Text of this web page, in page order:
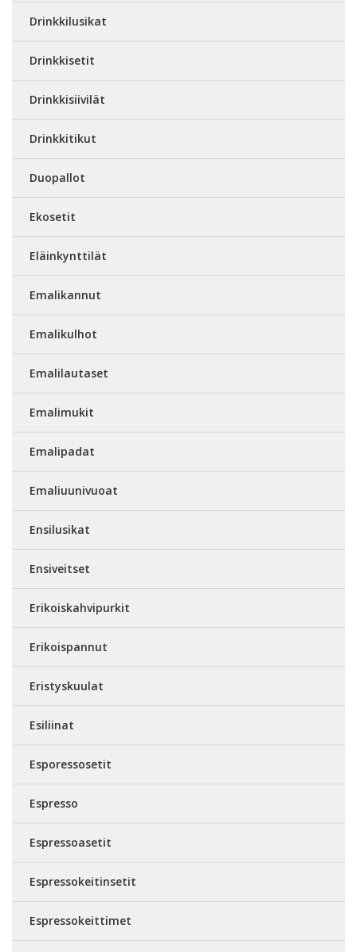
Drinkkilusikat
Drinkkisetit
Drinkkisiivilät
Drinkkitikut
Duopallot
Ekosetit
Eläinkynttilät
Emalikannut
Emalikulhot
Emalilautaset
Emalimukit
Emalipadat
Emaliuunivuoat
Ensilusikat
Ensiveitset
Erikoiskahvipurkit
Erikoispannut
Eristyskuulat
Esiliinat
Esporessosetit
Espresso
Espressoasetit
Espressokeitinsetit
Espressokeittimet